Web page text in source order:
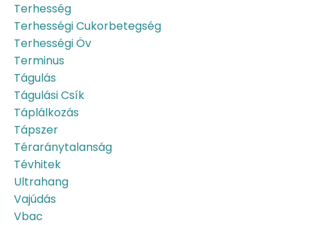
Terhesség
Terhességi Cukorbetegség
Terhességi Öv
Terminus
Tágulás
Tágulási Csík
Táplálkozás
Tápszer
Téraránytalanság
Tévhitek
Ultrahang
Vajúdás
Vbac